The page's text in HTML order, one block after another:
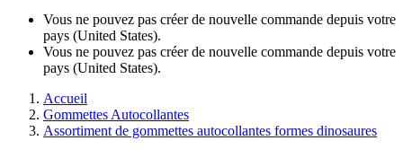
Vous ne pouvez pas créer de nouvelle commande depuis votre
pays (United States).
Vous ne pouvez pas créer de nouvelle commande depuis votre
pays (United States).
Accueil
Gommettes Autocollantes
Assortiment de gommettes autocollantes formes dinosaures